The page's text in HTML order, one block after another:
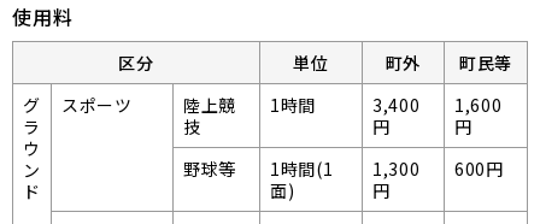
使用料
区分 単位 町外
町民等
グ
ラ
ウ
ン
ド
スポーツ
陸上競
技
1時間
3,400
円
1,600
円
野球等
1時間(1
面)
1,300
円
600円